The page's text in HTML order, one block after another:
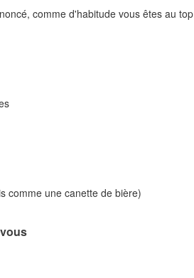
comme d'habitude vous êtes au top
comme une canette de bière)